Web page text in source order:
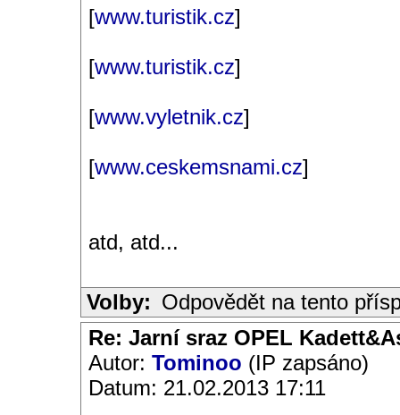
[www.turistik.cz]
[www.turistik.cz]
[www.vyletnik.cz]
[www.ceskemsnami.cz]
atd, atd...
Volby: Odpovědět na tento
Re: Jarní sraz OPEL
Autor: Tominoo (IP zapsáno)
Datum: 21.02.2013 17:11